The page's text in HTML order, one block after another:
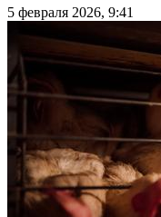
5 февраля 2026, 9:41